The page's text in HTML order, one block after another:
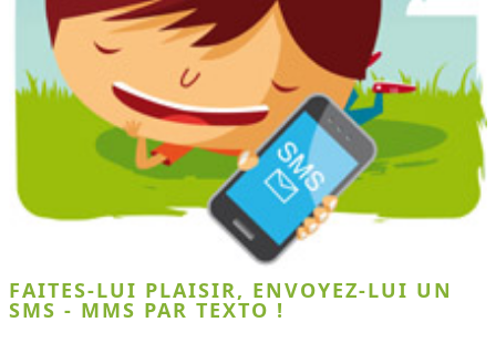
FAITES-LUI PLAISIR, ENVOYEZ-LUI UN
SMS - MMS PAR TEXTO !